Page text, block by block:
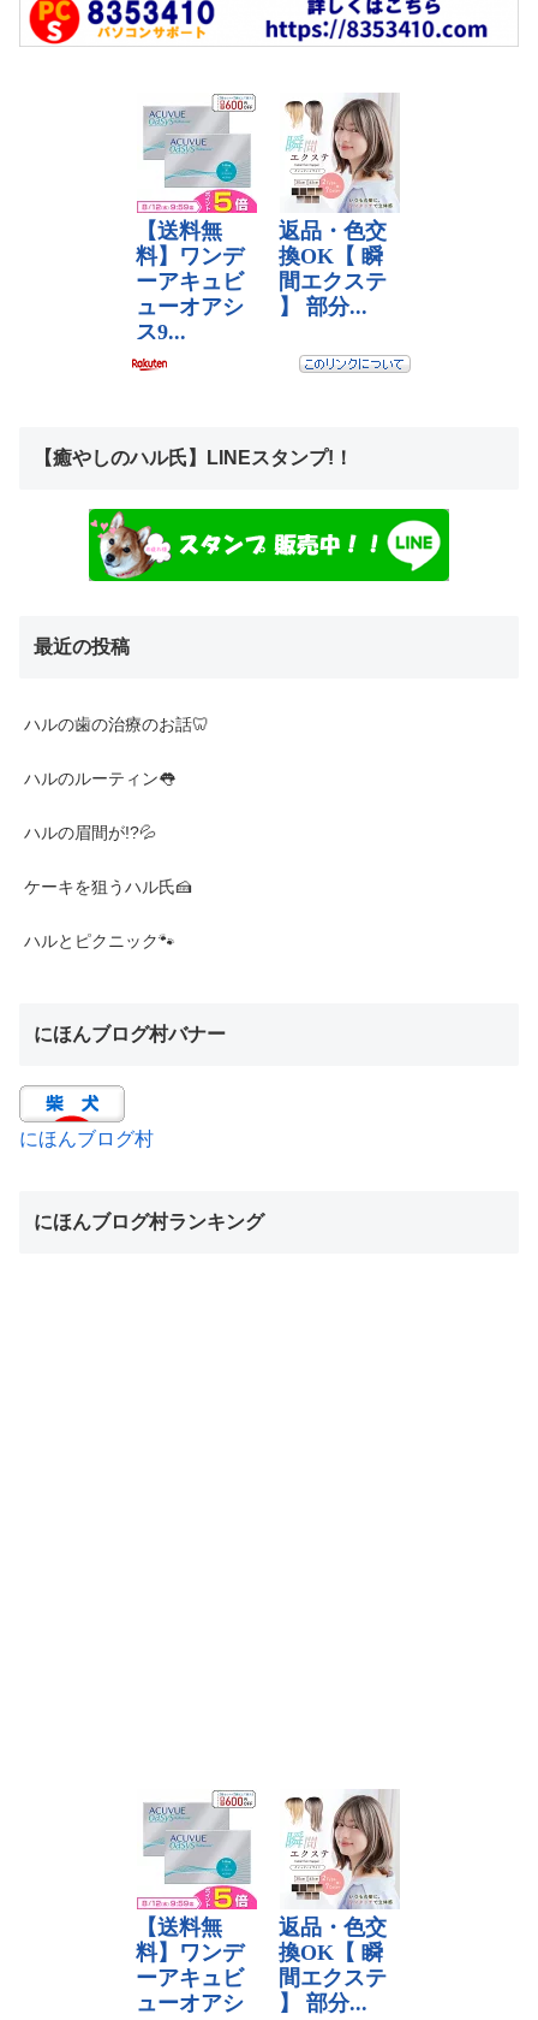
【癒やしのハル氏】LINEスタンプ!！
最近の投稿
ハルの歯の治療のお話🦷
ハルのルーティン👅
ハルの眉間が!?💦
ケーキを狙うハル氏🍰
ハルとピクニック🐾
にほんブログ村バナー
にほんブログ村
にほんブログ村ランキング